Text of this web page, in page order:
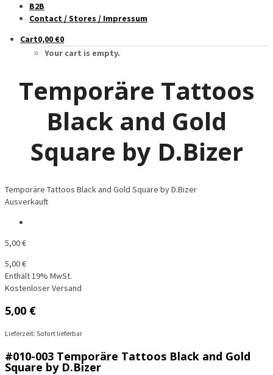
B2B
Contact / Stores / Impressum
Cart0,00€0
Your cart is empty.
Temporäre Tattoos
Black and Gold
Square by D.Bizer
Temporäre Tattoos Black and Gold Square by D.Bizer
Ausverkauft
5,00€
5,00€
Enthält 19% MwSt.
Kostenloser Versand
5,00 €
Lieferzeit: Sofort lieferbar
#010-003 Temporäre Tattoos Black and Gold
Square by D.Bizer